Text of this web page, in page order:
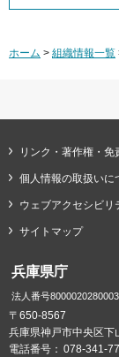
ホーム > 組織情報一覧
リンク・著作権・免
個人情報の取扱いに
ウェブアクセシビリ
サイトマップ
兵庫県庁
法人番号8000020280003
〒650-8567
兵庫県神戸市中央区
電話番号： 078-341-